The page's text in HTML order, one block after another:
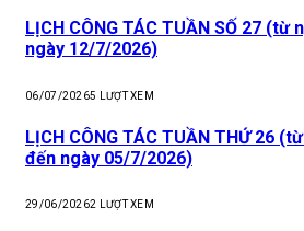
LỊCH CÔNG TÁC TUẦN SỐ 27 (từ
ngày 12/7/2026)
06/07/20265 LƯỢT XEM
LỊCH CÔNG TÁC TUẦN THỨ 26
đến ngày 05/7/2026)
29/06/20262 LƯỢT XEM